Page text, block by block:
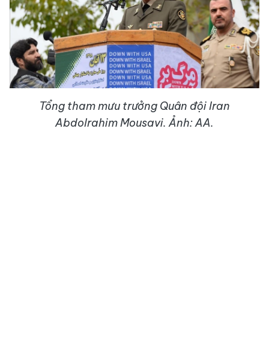
Tổng tham mưu trưởng Quân đội Iran
Abdolrahim Mousavi. Ảnh: AA.